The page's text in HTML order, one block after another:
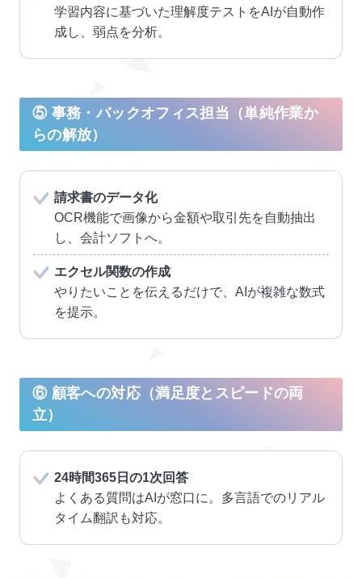
学習内容に基づいた理解度テストをAIが自動作
成し、弱点を分析。
⑤ 事務・バックオフィス担当（単純作業か
らの解放）
請求書のデータ化
OCR機能で画像から金額や取引先を自動抽出
し、会計ソフトへ。
エクセル関数の作成
やりたいことを伝えるだけで、AIが複雑な数式
を提示。
⑥ 顧客への対応（満足度とスピードの両
立）
24時間365日の1次回答
よくある質問はAIが窓口に。多言語でのリアル
タイム翻訳も対応。